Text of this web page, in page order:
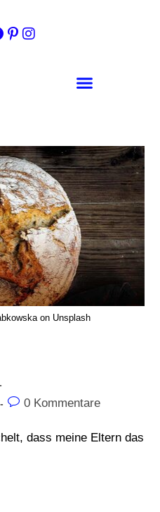
on Unsplash
0 Kommentare
dass meine Eltern das